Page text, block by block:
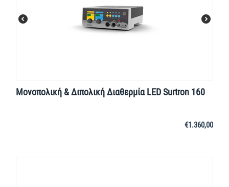
Μονοπολική & Διπολική Διαθερμία LED Surtron 160
€1.360,00